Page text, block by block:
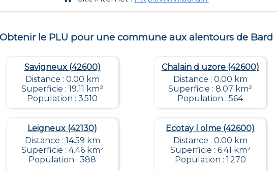
Obtenir le PLU pour une commune aux alentours de Bard
Savigneux (42600)
Distance : 0.00 km
Superficie : 19.11 km²
Population : 3 510
Chalain d uzore (42600)
Distance : 0.00 km
Superficie : 8.07 km²
Population : 564
Leigneux (42130)
Distance : 14.59 km
Superficie : 4.46 km²
Population : 388
Ecotay l olme (42600)
Distance : 0.00 km
Superficie : 6.41 km²
Population : 1 270